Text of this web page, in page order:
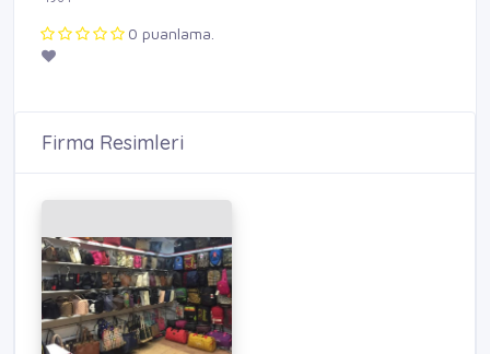
0 puanlama.
Firma Resimleri